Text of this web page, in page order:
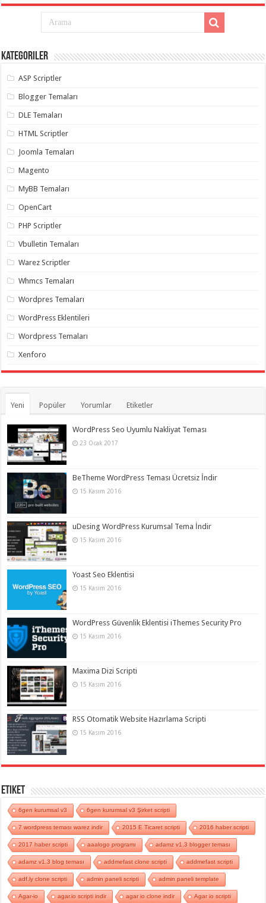
Kategoriler
ASP Scriptler
Blogger Temaları
DLE Temaları
HTML Scriptler
Joomla Temaları
Magento
MyBB Temaları
OpenCart
PHP Scriptler
Vbulletin Temaları
Warez Scriptler
Whmcs Temaları
Wordpres Temaları
WordPress Eklentileri
Wordpress Temaları
Xenforo
Yeni Popüler Yorumlar Etiketler
WordPress Seo Uyumlu Nakliyat Teması
23 Ocak 2017
BeTheme WordPress Teması Ücretsiz İndir
15 Kasım 2016
uDesing WordPress Kurumsal Tema İndir
15 Kasım 2016
Yoast Seo Eklentisi
15 Kasım 2016
WordPress Güvenlik Eklentisi iThemes Security Pro
15 Kasım 2016
Maxima Dizi Scripti
15 Kasım 2016
RSS Otomatik Website Hazırlama Scripti
15 Kasım 2016
Etiket
6gen kurumsal v3 6gen kurumsal v3 Şirket scripti
7 wordpress teması warez indir 2015 E Ticaret scripti 2016 haber scripti
2017 haber scripti aaalogo programı adamz v1.3 blogger teması
adamz v1.3 blog teması addmefast clone scripti addmefast scripti
adf.ly clone scripti admin paneli scripti admin paneli template
Agar-io agar.io scripti indir agar io clone indir Agar io scripti